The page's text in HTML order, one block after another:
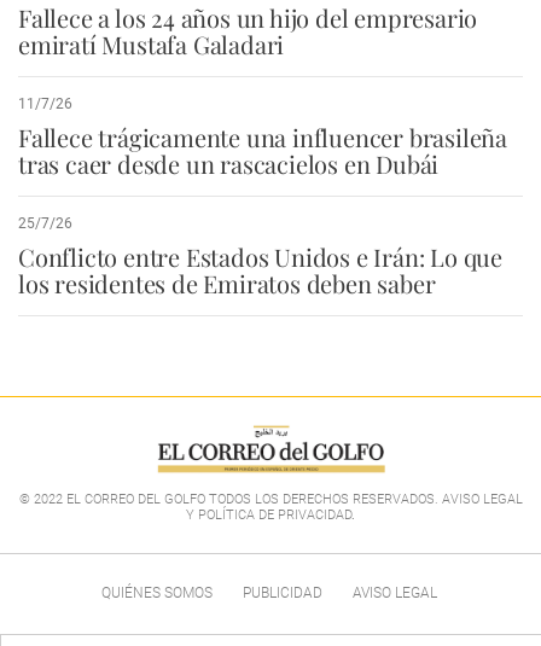
Fallece a los 24 años un hijo del empresario
emiratí Mustafa Galadari
11/7/26
Fallece trágicamente una influencer brasileña
tras caer desde un rascacielos en Dubái
25/7/26
Conflicto entre Estados Unidos e Irán: Lo que
los residentes de Emiratos deben saber
© 2022 EL CORREO DEL GOLFO TODOS LOS DERECHOS RESERVADOS. AVISO LEGAL
Y POLÍTICA DE PRIVACIDAD.
QUIÉNES SOMOS PUBLICIDAD AVISO LEGAL